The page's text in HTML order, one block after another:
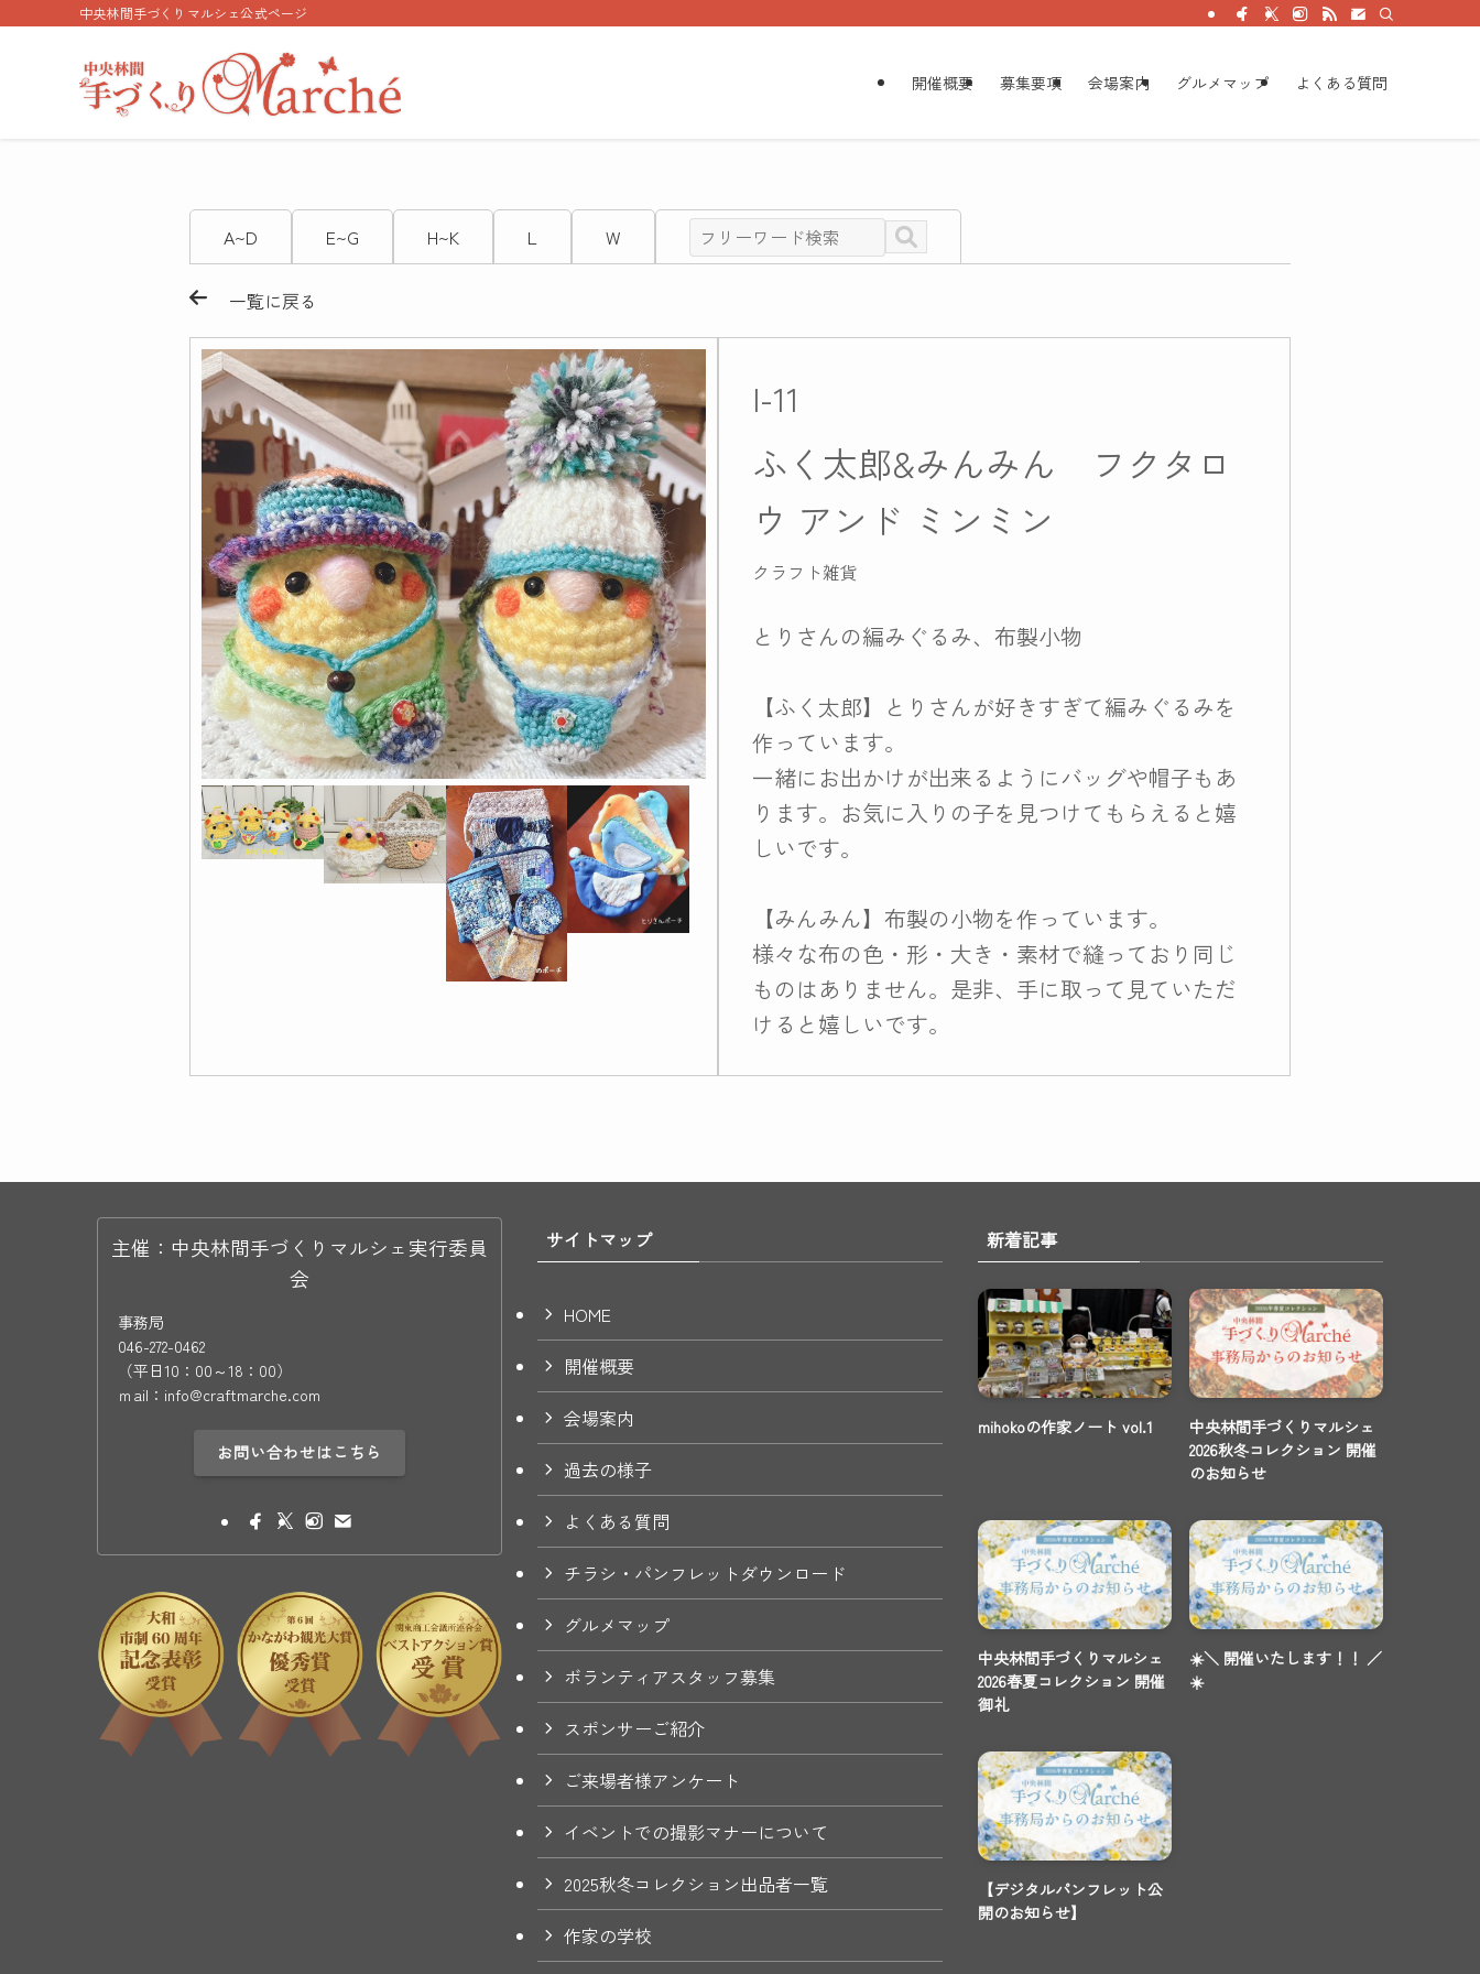
中央林間手づくりマルシェ公式ページ
開催概要 募集要項 会場案内 グルメマップ よくある質問
A~D E~G H~K L W
一覧に戻る
I-11
ふく太郎&みんみん フクタロ
ウ アンド ミンミン
クラフト雑貨
とりさんの編みぐるみ、布製小物
【ふく太郎】とりさんが好きすぎて編みぐるみを
作っています。
一緒にお出かけが出来るようにバッグや帽子もあ
ります。お気に入りの子を見つけてもらえると嬉
しいです。
【みんみん】布製の小物を作っています。
様々な布の色・形・大き・素材で縫っており同じ
ものはありません。是非、手に取って見ていただ
けると嬉しいです。
主催：中央林間手づくりマルシェ実行委員
会
事務局
046-272-0462
（平日10：00～18：00）
ｍail：info@craftmarche.com
お問い合わせはこちら
サイトマップ
HOME
開催概要
会場案内
過去の様子
よくある質問
チラシ・パンフレットダウンロード
グルメマップ
ボランティアスタッフ募集
スポンサーご紹介
ご来場者様アンケート
イベントでの撮影マナーについて
2025秋冬コレクション出品者一覧
作家の学校
新着記事
mihokoの作家ノート vol.1
中央林間手づくりマルシェ
2026秋冬コレクション 開催
のお知らせ
中央林間手づくりマルシェ
2026春夏コレクション 開催
御礼
☀️＼ 開催いたします！！ ／
☀️
【デジタルパンフレット公
開のお知らせ】